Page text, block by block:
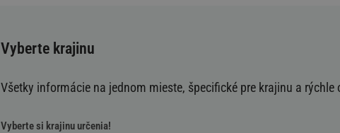
Vyberte krajinu
Všetky informácie na jednom mieste, špecifické pre krajinu a rýchle
Vyberte si krajinu určenia!